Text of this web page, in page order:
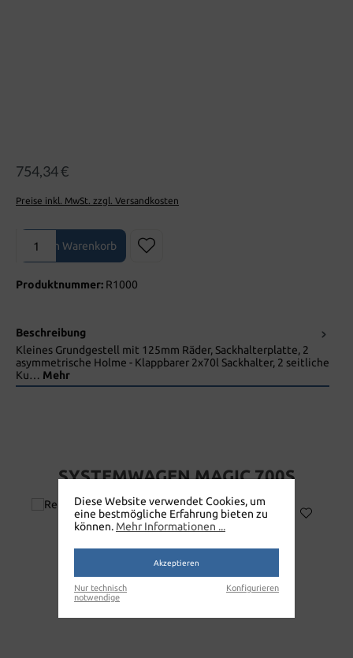
754,34 €
Preise inkl. MwSt. zzgl. Versandkosten
Produkt Anzahl: Gib den gewünschten Wert ein oder benutze die
In den Warenkorb
Produktnummer: R1000
Beschreibung
Kleines Grundgestell mit 125mm Räder, Sackhalterplatte, 2
asymmetrische Holme - Klappbarer 2x70l Sackhalter, 2 seitliche
Ku… Mehr
SYSTEMWAGEN MAGIC 700S
Diese Website verwendet Cookies, um
eine bestmögliche Erfahrung bieten zu
können. Mehr Informationen ...
Akzeptieren
Nur technisch
notwendige
Konfigurieren